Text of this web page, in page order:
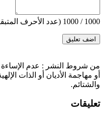
1000
/
1000 (عدد الأحرف
‫من شروط النشر : عدم
أو مهاجمة الأديان أو الذات
والشتائم.
تعليقات